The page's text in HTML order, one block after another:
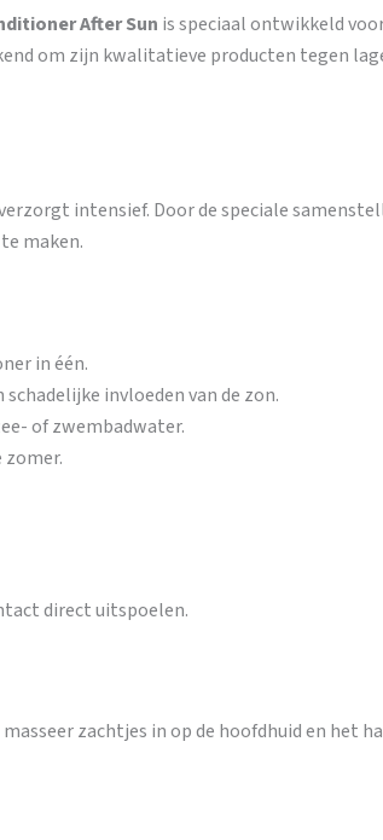
After Sun is speciaal ontwikkeld
om zijn kwalitatieve producten tegen
intensief. Door de speciale
maken.
in één.
invloeden van de zon.
of zwembadwater.
zomer.
direct uitspoelen.
zachtjes in op de hoofdhuid en